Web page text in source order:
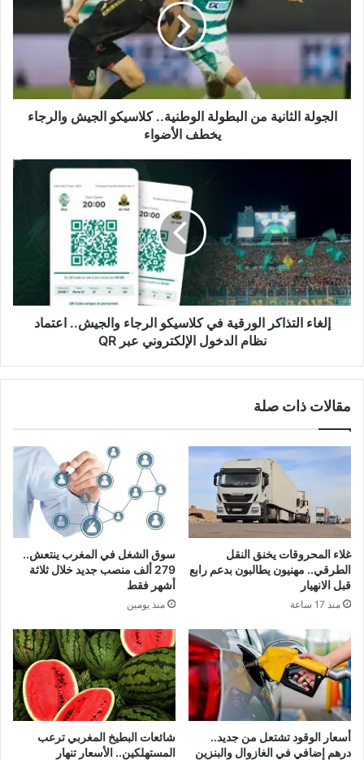
كلاسيكو
الجيش
والرجاء
يخطف
الأضواء
الجولة الثانية من البطولة الوطنية.. كلاسيكو الجيش والرجاء
يخطف الأضواء
كلاسيكو
الرجاء
والجيش..
اعتماد
نظام
الدخولإلغاء التذاكر الورقية في كلاسيكو الرجاء والجيش.. اعتماد
نظام الدخول الإلكتروني عبر QR
مقالات ذات صلة
غلاء المحروقات يخنق النقل
الطرقي.. مهنيون يطالبون بدعم رابع
قبل الانهيار
منذ 17 ساعة
سوق الشغل في المغرب ينتعش..
279 ألف منصب جديد خلال ثلاثة
أشهر فقط
منذ يومين
أسعار الوقود تشتعل من جديد..
درهم إضافي في الغازوال والبنزين
شائعات البطيخ المغربي ترعب
المستهلكين.. الأسعار تنهار